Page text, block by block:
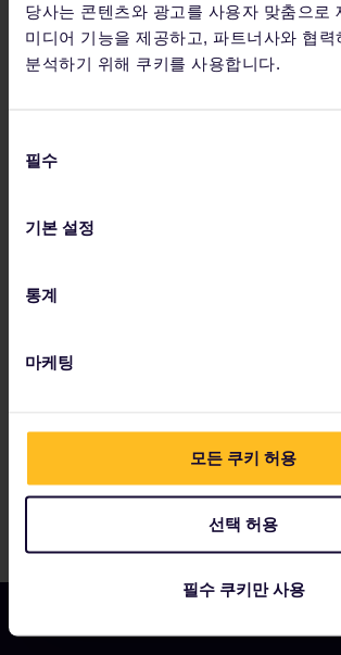
당사는 콘텐츠와 광고를 사용자 맞춤으로
미디어 기능을 제공하고, 파트너사와 협력
분석하기 위해 쿠키를 사용합니다.
필수
기본 설정
통계
마케팅
모든 쿠키 허용
선택 허용
필수 쿠키만 사용
지금 유레일 여행을 계획해 보세요:
시간표에서 여행 세부 정보를 확인